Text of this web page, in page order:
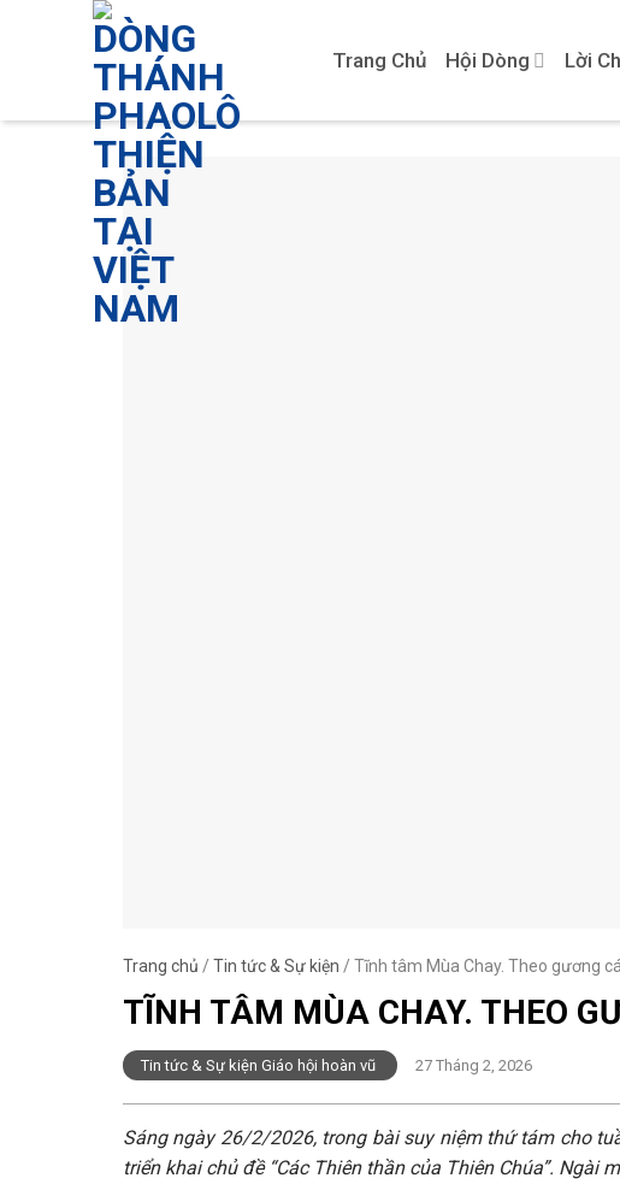
Trang Chủ Hội Dòng Lời
Trang chủ / Tin tức & Sự kiện / Tĩnh tâm Mùa Chay. Theo gương
TĨNH TÂM MÙA CHAY. THEO
Tin tức & Sự kiện Giáo hội hoàn vũ 27 Tháng 2, 2026
Sáng ngày 26/2/2026, trong bài suy niệm thứ tám cho
triển khai chủ đề “Các Thiên thần của Thiên Chúa”.